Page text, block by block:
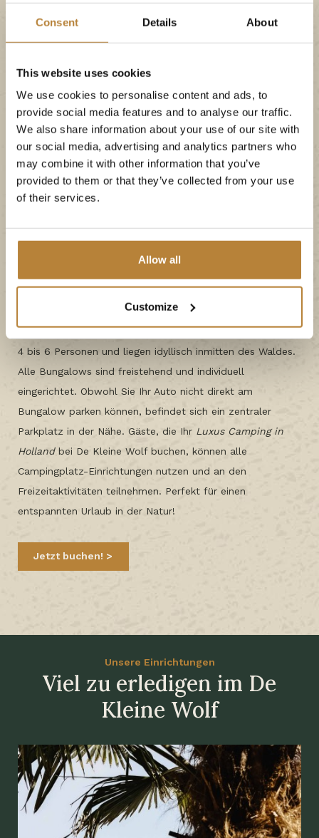
Consent Details About
This website uses cookies
We use cookies to personalise content and ads, to
provide social media features and to analyse our traffic.
We also share information about your use of our site with
our social media, advertising and analytics partners who
may combine it with other information that you’ve
provided to them or that they’ve collected from your use
of their services.
Allow all
Customize
Mitten in der Natur -
Luxuriöse Bungalows
Darf es für Sie noch luxuriöser mit einem voll
ausgestatteten Haus sein? DieBungalowsbieten Platz für
4 bis 6 Personen und liegen idyllisch inmitten des Waldes.
Alle Bungalows sind freistehend und individuell
eingerichtet. Obwohl Sie Ihr Auto nicht direkt am
Bungalow parken können, befindet sich ein zentraler
Parkplatz in der Nähe. Gäste, die Ihr Luxus Camping in
Hollandbei De Kleine Wolf buchen, können alle
Campingplatz-Einrichtungen nutzen und an den
Freizeitaktivitäten teilnehmen. Perfekt für einen
entspannten Urlaub in der Natur!
Jetzt buchen!
Unsere Einrichtungen
Viel zu erledigen im De
Kleine Wolf